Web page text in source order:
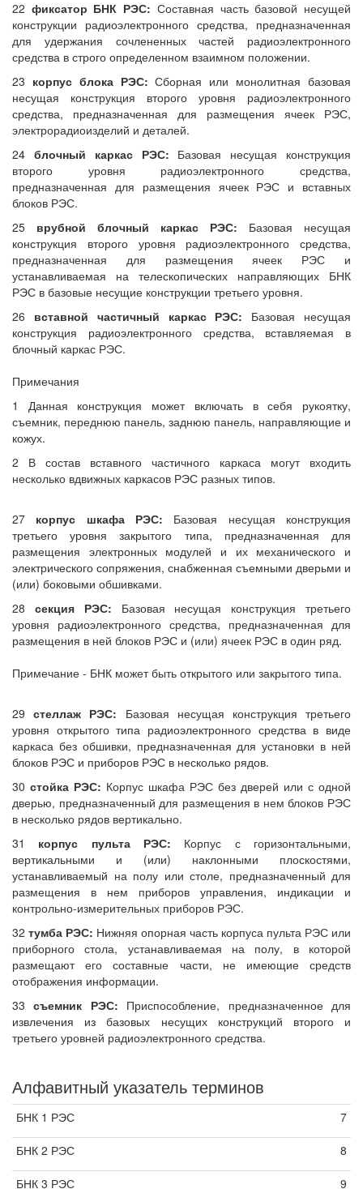
22 фиксатор БНК РЭС: Составная часть базовой несущей
конструкции радиоэлектронного средства, предназначенная
для удержания сочлененных частей радиоэлектронного
средства в строго определенном взаимном положении.
23 корпус блока РЭС: Сборная или монолитная базовая
несущая конструкция второго уровня радиоэлектронного
средства, предназначенная для размещения ячеек РЭС,
электрорадиоизделий и деталей.
24 блочный каркас РЭС: Базовая несущая конструкция
второго уровня радиоэлектронного средства,
предназначенная для размещения ячеек РЭС и вставных
блоков РЭС.
25 врубной блочный каркас РЭС: Базовая несущая
конструкция второго уровня радиоэлектронного средства,
предназначенная для размещения ячеек РЭС и
устанавливаемая на телескопических направляющих БНК
РЭС в базовые несущие конструкции третьего уровня.
26 вставной частичный каркас РЭС: Базовая несущая
конструкция радиоэлектронного средства, вставляемая в
блочный каркас РЭС.
Примечания
1 Данная конструкция может включать в себя рукоятку,
съемник, переднюю панель, заднюю панель, направляющие и
кожух.
2 В состав вставного частичного каркаса могут входить
несколько вдвижных каркасов РЭС разных типов.
27 корпус шкафа РЭС: Базовая несущая конструкция
третьего уровня закрытого типа, предназначенная для
размещения электронных модулей и их механического и
электрического сопряжения, снабженная съемными дверьми и
(или) боковыми обшивками.
28 секция РЭС: Базовая несущая конструкция третьего
уровня радиоэлектронного средства, предназначенная для
размещения в ней блоков РЭС и (или) ячеек РЭС в один ряд.
Примечание - БНК может быть открытого или закрытого типа.
29стеллаж РЭС: Базовая несущая конструкция третьего
уровня открытого типа радиоэлектронного средства в виде
каркаса без обшивки, предназначенная для установки в ней
блоков РЭС и приборов РЭС в несколько рядов.
30 стойка РЭС: Корпус шкафа РЭС без дверей или с одной
дверью, предназначенный для размещения в нем блоков РЭС
в несколько рядов вертикально.
31 корпус пульта РЭС: Корпус с горизонтальными,
вертикальными и (или) наклонными плоскостями,
устанавливаемый на полу или столе, предназначенный для
размещения в нем приборов управления, индикации и
контрольно-измерительных приборов РЭС.
32 тумба РЭС: Нижняя опорная часть корпуса пульта РЭС или
приборного стола, устанавливаемая на полу, в которой
размещают его составные части, не имеющие средств
отображения информации.
33съемник РЭС: Приспособление, предназначенное для
извлечения из базовых несущих конструкций второго и
третьего уровней радиоэлектронного средства.
Алфавитный указатель терминов
БНК 1 РЭС 7
БНК 2 РЭС 8
БНК 3 РЭС 9